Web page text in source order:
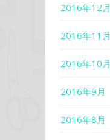
2016年12月
2016年11月
2016年10月
2016年9月
2016年8月